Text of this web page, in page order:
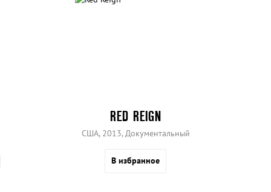
RED REIGN
США, 2013, Документальный
В избранное